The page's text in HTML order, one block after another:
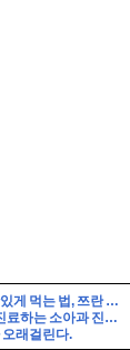
[음식건강] 양꼬치 효능과 맛있게 먹는 법, 쯔란 씨앗의 정체와 섭취 시 주의사항까지
경기 광주시 일요일 공휴일 진료하는 소아과 진료병원과 진료시간 총정리
래걸린다.